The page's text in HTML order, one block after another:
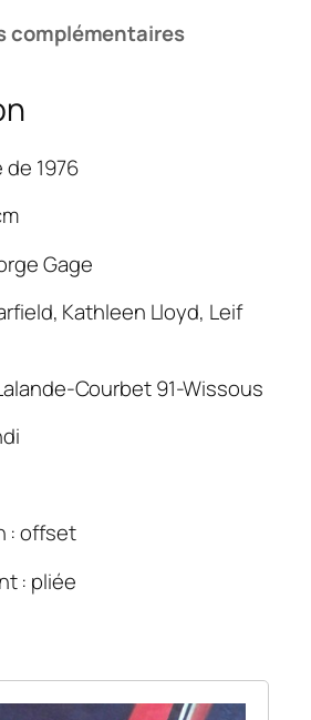
complémentaires
1976
Gage
Kathleen Lloyd, Leif
Courbet 91-Wissous
: offset
: pliée